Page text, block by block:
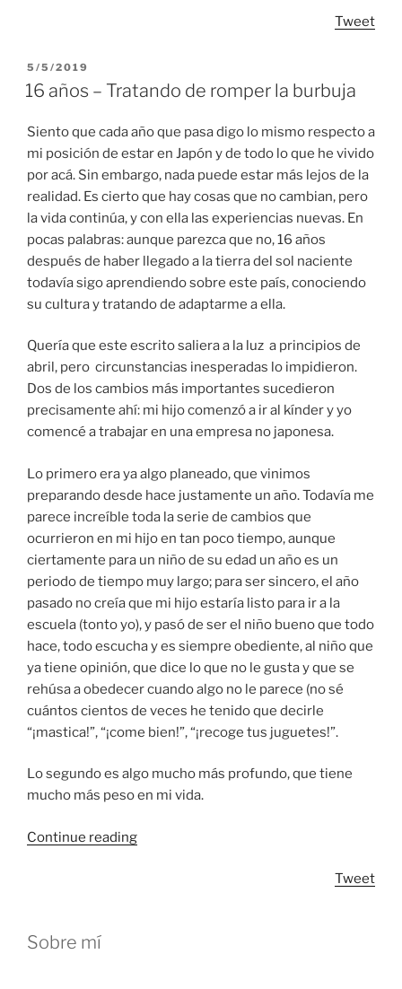
Tweet
POSTED
ON
5/5/2019
16 años – Tratando de romper la burbuja
Siento que cada año que pasa digo lo mismo respecto a
mi posición de estar en Japón y de todo lo que he vivido
por acá. Sin embargo, nada puede estar más lejos de la
realidad. Es cierto que hay cosas que no cambian, pero
la vida continúa, y con ella las experiencias nuevas. En
pocas palabras: aunque parezca que no, 16 años
después de haber llegado a la tierra del sol naciente
todavía sigo aprendiendo sobre este país, conociendo
su cultura y tratando de adaptarme a ella.
Quería que este escrito saliera a la luz a principios de
abril, pero circunstancias inesperadas lo impidieron.
Dos de los cambios más importantes sucedieron
precisamente ahí: mi hijo comenzó a ir al kínder y yo
comencé a trabajar en una empresa no japonesa.
Lo primero era ya algo planeado, que vinimos
preparando desde hace justamente un año. Todavía me
parece increíble toda la serie de cambios que
ocurrieron en mi hijo en tan poco tiempo, aunque
ciertamente para un niño de su edad un año es un
periodo de tiempo muy largo; para ser sincero, el año
pasado no creía que mi hijo estaría listo para ir a la
escuela (tonto yo), y pasó de ser el niño bueno que todo
hace, todo escucha y es siempre obediente, al niño que
ya tiene opinión, que dice lo que no le gusta y que se
rehúsa a obedecer cuando algo no le parece (no sé
cuántos cientos de veces he tenido que decirle
“¡mastica!”, “¡come bien!”, “¡recoge tus juguetes!”.
Lo segundo es algo mucho más profundo, que tiene
mucho más peso en mi vida.
Continue reading“16
Tweet
Sobre mí